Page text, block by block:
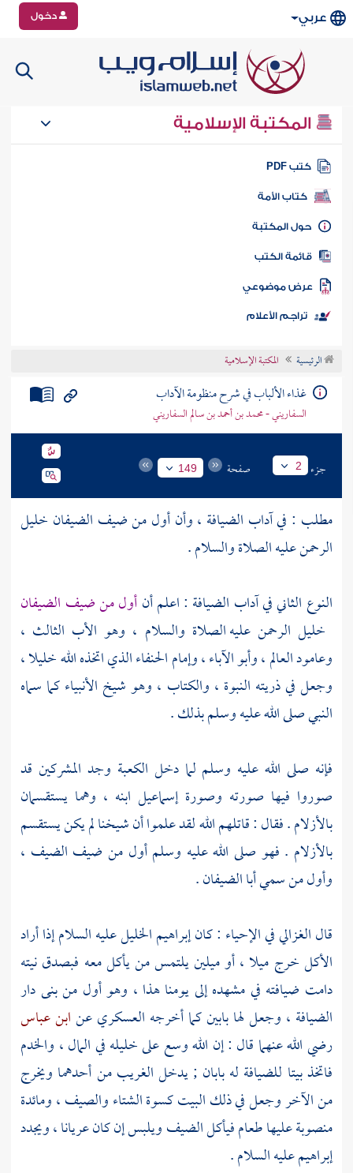
عربي دخول
المكتبة الإسلامية
كتب PDF
كتاب الأمة
المكتبة
الكتب
موضوعي
تراجم الأعلام
الرئيسية المكتبة الإسلامية
غذاء الألباب في شرح منظومة الآداب
السفاريني - محمد بن أحمد بن سالم السفاريني
جزء 2 صفحة 149
مطلب : في آداب الضيافة ، وأن أول من ضيف الضيفان خليل
الرحمنعليه الصلاة والسلام .
النوع الثاني في آداب الضيافة : اعلم أنأول من ضيف الضيفان
خليل الرحمنعليه الصلاة والسلام ، وهو الأب الثالث ،
وعامود العالم ، وأبو الآباء ، وإمام الحنفاء الذي اتخذه الله خليلا ،
وجعل في ذريته النبوة ، والكتاب ، وهو شيخ الأنبياء كما سماه
النبي صلى الله عليه وسلم بذلك .
فإنه صلى الله عليه وسلم لما دخل الكعبة وجد المشركين قد
صوروا فيها صورته وصورةإسماعيل ابنه ، وهما يستقسمان
بالأزلام . فقال : قاتلهم الله لقد علموا أن شيخنا لم يكن يستقسم
بالأزلام . فهو صلى الله عليه وسلم أول من ضيف الضيف ،
وأول من سمي أبا الضيفان .
قالالغزاليفي الإحياء : كانإبراهيم الخليلعليه السلام إذا أراد
الأكل خرج ميلا ، أو ميلين يلتمس من يأكل معه فبصدق نيته
دامت ضيافته في مشهده إلى يومنا هذا ، وهو أول من بنى دار
الضيافة ، وجعل لها بابين كما أخرجه العسكريعنابن عباس
رضي الله عنهما قال : إن الله وسع على خليله في المال ، والخدم
فاتخذ بيتا للضيافة له بابان ; يدخل الغريب من أحدهما ويخرج
من الآخر وجعل في ذلك البيت كسوة الشتاء والصيف ، ومائدة
منصوبة عليها طعام فيأكل الضيف ويلبس إن كان عريانا ، ويجدد
إبراهيمعليه السلام .